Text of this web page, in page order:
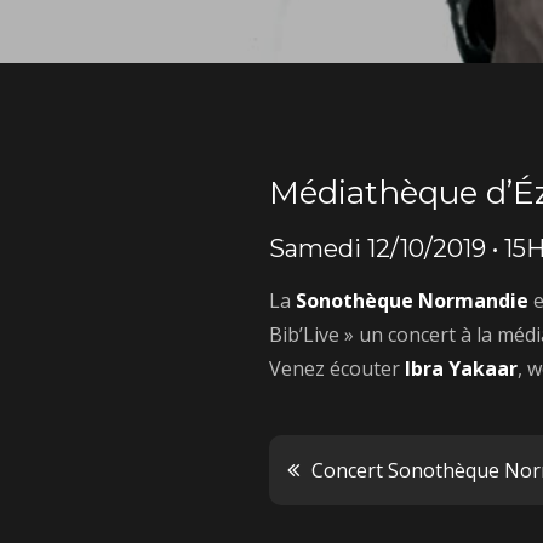
Médiathèque
Samedi 12/10/2019 •
La Sonothèque Normandie
Bib’Live » un concert à la
Venez écouter Ibra Yakaar,
Concert Sonothèque